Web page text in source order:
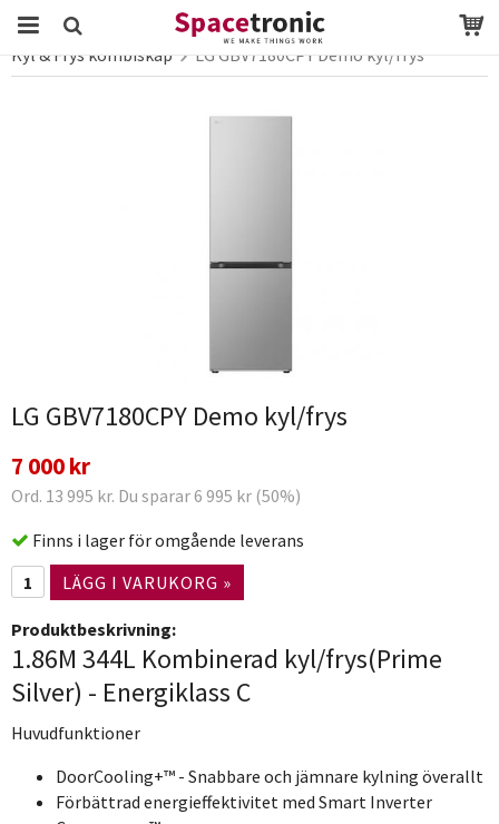
Startsida Webbutik vitvaror
Kyl & Frys
Kyl & Frys kombiskåp
LG GBV7180CPY Demo kyl/frys
LG GBV7180CPY Demo kyl/frys
7 000 kr
Ord. 13 995 kr. Du sparar 6 995 kr (50%)
Finns i lager för omgående leverans
LÄGG I VARUKORG »
Produktbeskrivning:
1.86M 344L Kombinerad kyl/frys(Prime
Silver) - Energiklass C
Huvudfunktioner
DoorCooling+™ - Snabbare och jämnare kylning överallt
Förbättrad energieffektivitet med Smart Inverter